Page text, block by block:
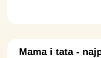
Mama i tata -